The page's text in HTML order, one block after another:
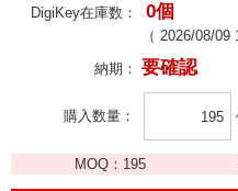
DigiKey在庫数： 0個
（ 2026/08/09
納期： 要確認
購入数量
MOQ： 195